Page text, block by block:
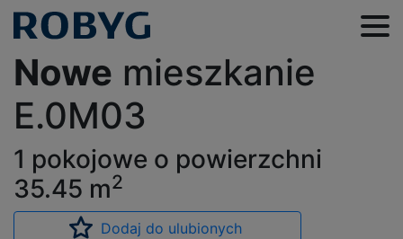
Nowe mieszkanie
E.0M03
1 pokojowe o powierzchni
35.45 m2
Dodaj do ulubionych